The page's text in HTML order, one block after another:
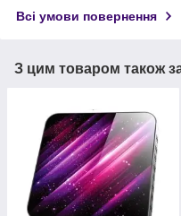
Всі умови повернення
З цим товаром також